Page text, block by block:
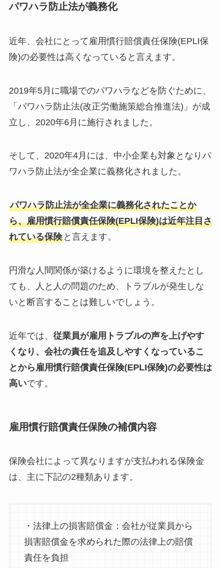
パワハラ防止法が義務化
近年、会社にとって雇用慣行賠償責任保険(EPLI保
険)の必要性は高くなっていると言えます。
2019年5月に職場でのパワハラなどを防ぐために、
「パワハラ防止法(改正労働施策総合推進法)」が成
立し、2020年6月に施行されました。
そして、2020年4月には、中小企業も対象となりパ
ワハラ防止法が全企業に義務化されました。
パワハラ防止法が全企業に義務化されたことか
ら、雇用慣行賠償責任保険(EPLI保険)は近年注目さ
れている保険と言えます。
円滑な人間関係が築けるように環境を整えたとし
ても、人と人の問題のため、トラブルが発生しな
いと断言することは難しいでしょう。
近年では、 従業員が雇用トラブルの声を上げやす
くなり、会社の責任を追及しやすくなっているこ
とから雇用慣行賠償責任保険(EPLI保険)の必要性は
高いです。
雇用慣行賠償責任保険の補償内容
保険会社によって異なりますが支払われる保険金
は、主に下記の2種類あります。
・法律上の損害賠償金：会社が従業員から
損害賠償金を求められた際の法律上の賠償
責任を負担